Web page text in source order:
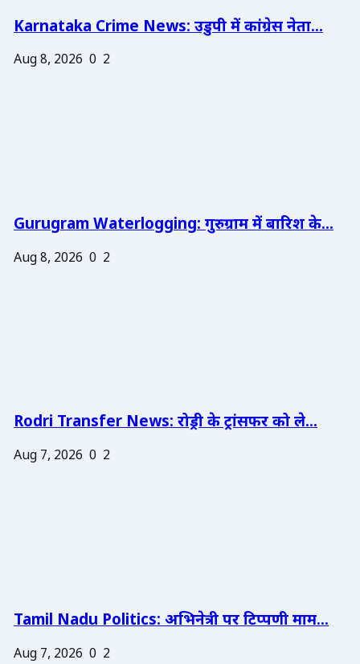
Karnataka Crime News: उडुपी में कांग्रेस नेता...
Aug 8, 2026 0 2
Gurugram Waterlogging: गुरुग्राम में बारिश के...
Aug 8, 2026 0 2
Rodri Transfer News: रोड्री के ट्रांसफर को ले...
Aug 7, 2026 0 2
Tamil Nadu Politics: अभिनेत्री पर टिप्पणी माम...
Aug 7, 2026 0 2